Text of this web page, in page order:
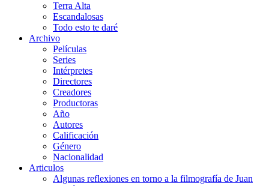
Terra Alta
Escandalosas
Todo esto te daré
Archivo
Películas
Series
Intérpretes
Directores
Creadores
Productoras
Año
Autores
Calificación
Género
Nacionalidad
Articulos
Algunas reflexiones en torno a la filmografía de Juan